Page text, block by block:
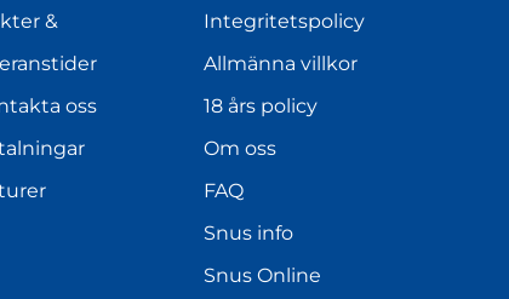
&
oss
Integritetspolicy
Allmänna villkor
18 års policy
Om oss
FAQ
Snus info
Snus Online